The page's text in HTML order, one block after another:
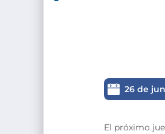
26 de
El próximo